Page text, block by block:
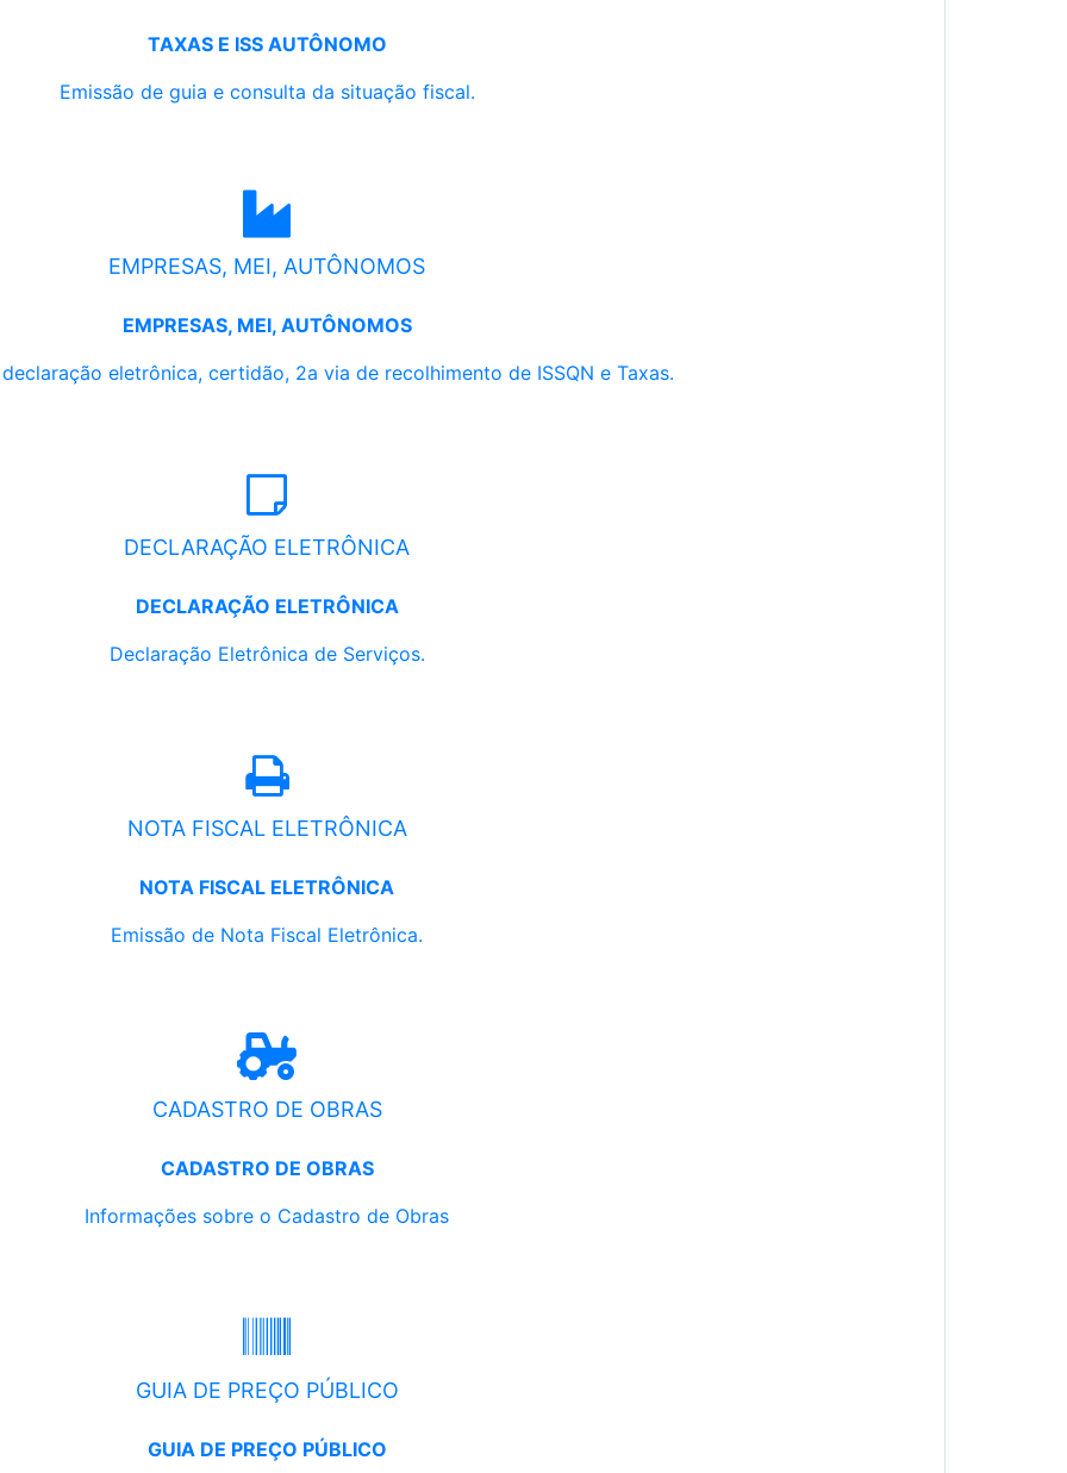
TAXAS E ISS AUTÔNOMO
Emissão de guia e consulta da situação fiscal.
EMPRESAS, MEI, AUTÔNOMOS
EMPRESAS, MEI, AUTÔNOMOS
eletrônica, certidão, 2a via de recolhimento de ISSQN e Taxas.
DECLARAÇÃO ELETRÔNICA
DECLARAÇÃO ELETRÔNICA
Declaração Eletrônica de Serviços.
NOTA FISCAL ELETRÔNICA
NOTA FISCAL ELETRÔNICA
Emissão de Nota Fiscal Eletrônica.
CADASTRO DE OBRAS
CADASTRO DE OBRAS
Informações sobre o Cadastro de Obras
GUIA DE PREÇO PÚBLICO
GUIA DE PREÇO PÚBLICO